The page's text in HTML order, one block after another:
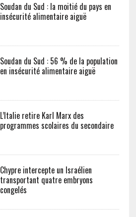
Soudan du Sud : la moitié du pays en
insécurité alimentaire aiguë
Soudan du Sud : 56 % de la population
en insécurité alimentaire aiguë
L’Italie retire Karl Marx des
programmes scolaires du secondaire
Chypre intercepte un Israélien
transportant quatre embryons
congelés